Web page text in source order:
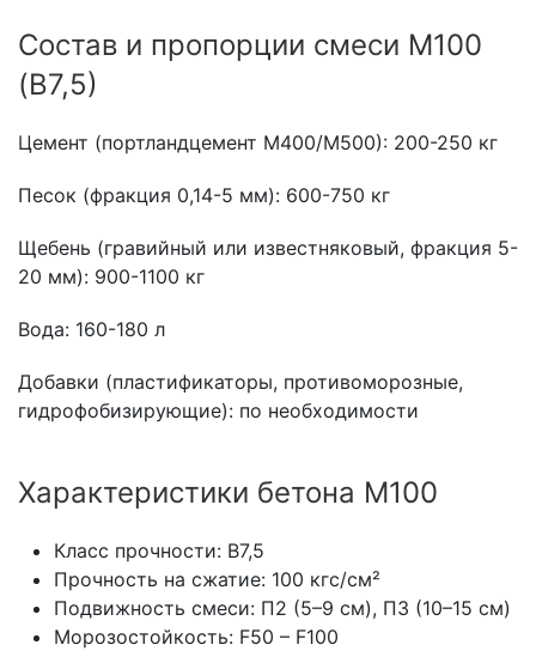
Состав и пропорции смеси М100
(В7,5)
Цемент (портландцемент М400/М500): 200-250 кг
Песок (фракция 0,14-5 мм): 600-750 кг
Щебень (гравийный или известняковый, фракция 5-
20 мм): 900-1100 кг
Вода: 160-180 л
Добавки (пластификаторы, противоморозные,
гидрофобизирующие): по необходимости
Характеристики бетона М100
Класс прочности: В7,5
Прочность на сжатие: 100 кгс/см²
Подвижность смеси: П2 (5–9 см), П3 (10–15 см)
Морозостойкость: F50 – F100